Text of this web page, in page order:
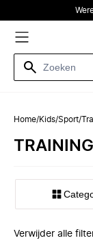
Home/Kids/Sport/
Verwijder alle